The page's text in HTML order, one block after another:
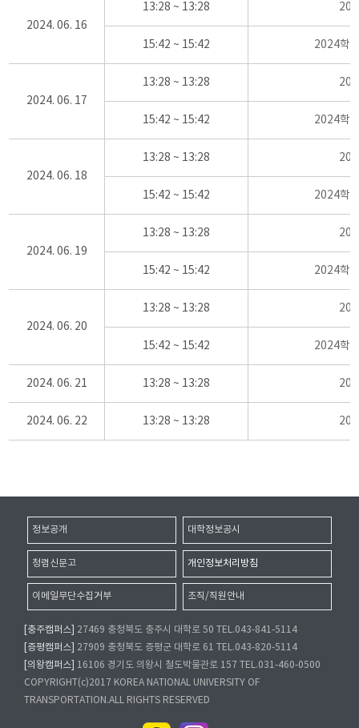
2024. 06. 16
13:28 ~ 13:28
15:42 ~ 15:42 2024학
2024. 06. 17
13:28 ~ 13:28
15:42 ~ 15:42 2024학
2024. 06. 18
13:28 ~ 13:28
15:42 ~ 15:42 2024학
2024. 06. 19
13:28 ~ 13:28
15:42 ~ 15:42 2024학
2024. 06. 20
13:28 ~ 13:28
15:42 ~ 15:42 2024학
2024. 06. 21 13:28 ~ 13:28
2024. 06. 22 13:28 ~ 13:28
정보공개 대학정보공시
청렴신문고 개인정보처리방침
이메일무단수집거부 조직/직원안내
[충주캠퍼스]
27469 충청북도 충주시 대학로 50 TEL.043-841-5114
[증평캠퍼스]
27909 충청북도 증평군 대학로 61 TEL.043-820-5114
[의왕캠퍼스]
16106 경기도 의왕시 철도박물관로 157 TEL.031-460-0500
COPYRIGHT(c)2017 KOREA NATIONAL UNIVERSITY OF
TRANSPORTATION.ALL RIGHTS RESERVED